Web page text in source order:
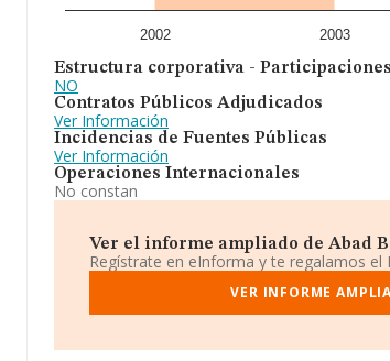
2002 2003
Estructura corporativa - Participaciones
NO
Contratos Públicos Adjudicados
Ver Información
Incidencias de Fuentes Públicas
Ver Información
Operaciones Internacionales
No constan
Ver el informe ampliado de Abad
Regístrate en eInforma y te regalamos
VER INFORME